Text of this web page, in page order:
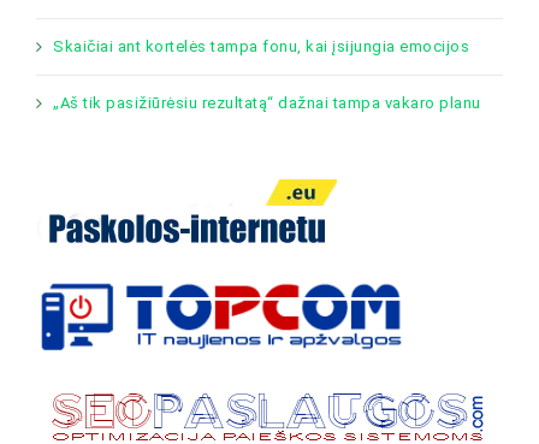
Skaičiai ant kortelės tampa fonu, kai įsijungia emocijos
„Aš tik pasižiūrėsiu rezultatą“ dažnai tampa vakaro planu